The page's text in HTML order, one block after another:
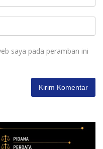
saya pada peramban ini